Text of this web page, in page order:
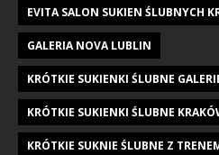
EVITA SALON SUKIEN ŚLUBNYCH
GALERIA NOVA LUBLIN
KRÓTKIE SUKIENKI ŚLUBNE
KRÓTKIE SUKIENKI ŚLUBNE
KRÓTKIE SUKNIE ŚLUBNE Z